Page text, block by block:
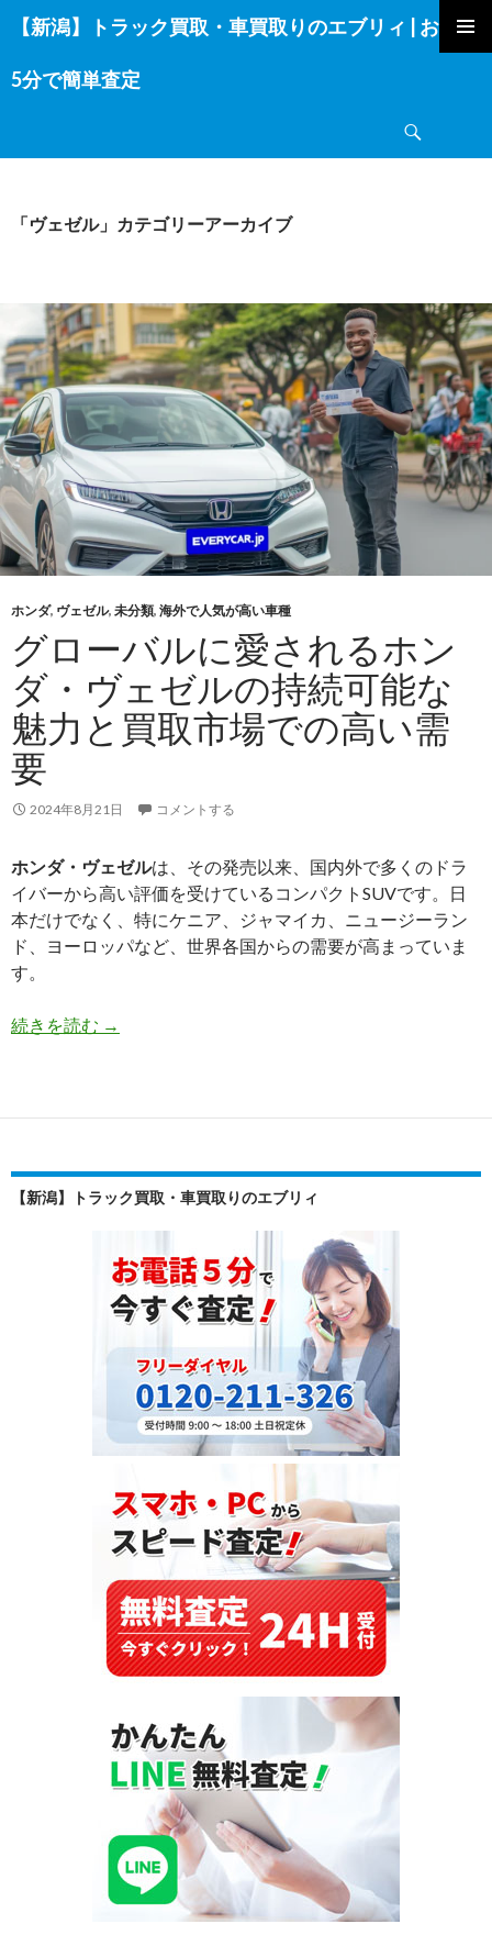
【新潟】トラック買取・車買取りのエブリィ | お電話
5分で簡単査定
ン
テ
へ
ッ「ヴェゼル」カテゴリーアーカイブ
ホンダ, ヴェゼル, 未分類, 海外で人気が高い車種
グローバルに愛されるホン
ダ・ヴェゼルの持続可能な
魅力と買取市場での高い需
要
2024年8月21日 コメントする
ホンダ・ヴェゼルは、その発売以来、国内外で多くのドラ
イバーから高い評価を受けているコンパクトSUVです。日
本だけでなく、特にケニア、ジャマイカ、ニュージーラン
ド、ヨーロッパなど、世界各国からの需要が高まっていま
す。
続きを読む グ
愛
さ
る
ホ
ン
ル
持
続
可
能
な
魅
力
と
取
市
場
の
高
い
→
【新潟】トラック買取・車買取りのエブリィ